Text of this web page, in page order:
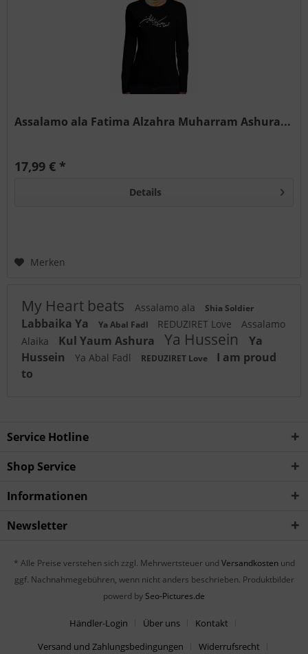
Assalamo ala Fatima Alzahra Muharram Ashura...
17,99 € *
Details
Merken
My Heart beats Assalamo ala Shia Soldier
Labbaika Ya Ya Abal Fadl REDUZIRET Love
Assalamo
Alaika
Kul Yaum Ashura Ya Hussein
Ya
Hussein
Ya Abal Fadl REDUZIRET Love
I am proud
to
Service Hotline
Shop Service
Informationen
Newsletter
* Alle Preise verstehen sich zzgl. Mehrwertsteuer und Versandkostenund
ggf. Nachnahmegebühren, wenn nicht anders beschrieben. Produktbilder
powerd by Seo-Pictures.de
Händler-Login Über uns
Kontakt
Versand und Zahlungsbedingungen
Widerrufsrecht